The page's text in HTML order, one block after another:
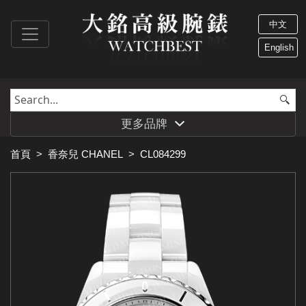
中文
English
更多品牌
首頁 > 香奈兒 CHANEL > CL084299